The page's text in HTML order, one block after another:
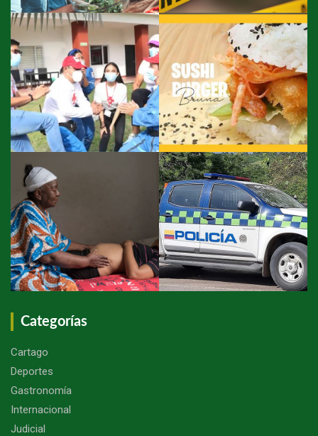
Categorías
Cartago
Deportes
Gastronomía
Internacional
Judicial